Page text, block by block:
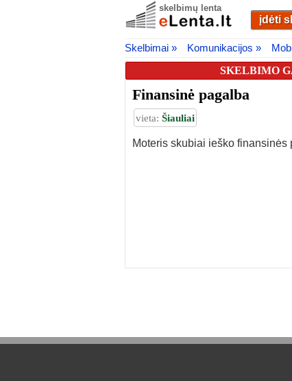
skelbimų lenta
įdėti
Skelbimai » Komunikacijos »
SKELBIMO
Finansinė pagalba
vieta: Šiauliai
Moteris skubiai ieško